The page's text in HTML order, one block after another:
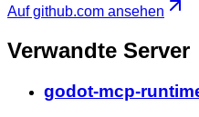
Auf github.com ansehen
Verwandte Server
godot-mcp-